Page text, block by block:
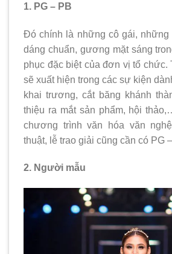
1. PG – PB
Đó chính là những cô gái, những
dáng chuẩn, gương mặt sáng
phục đặc biệt của đơn vị tổ chức.
sẽ xuất hiện trong các sự kiện
khai trương, cắt băng khánh
thiệu ra mắt sản phẩm, hội
chương trình văn hóa văn
thuật, lễ trao giải cũng cần có PG
2. Người mẫu